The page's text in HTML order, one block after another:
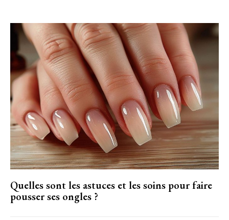
Quelles sont les astuces et les soins pour faire
pousser ses ongles ?